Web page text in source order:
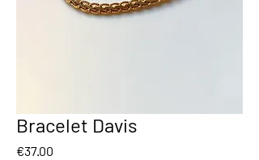
Bracelet Davis
€37.00